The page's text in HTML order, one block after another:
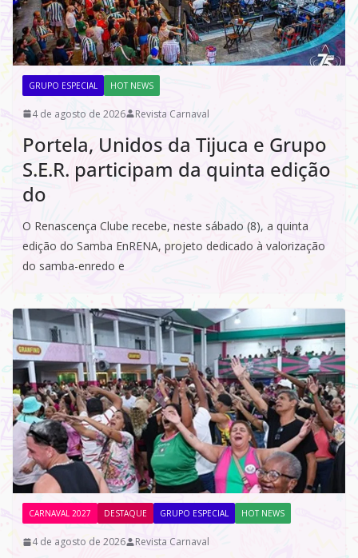
GRUPO ESPECIAL HOT NEWS
4 de agosto de 2026 Revista Carnaval
Portela, Unidos da Tijuca e Grupo
S.E.R. participam da quinta edição
do
O Renascença Clube recebe, neste sábado (8), a quinta
edição do Samba EnRENA, projeto dedicado à valorização
do samba-enredo e
CARNAVAL 2027 DESTAQUE GRUPO ESPECIAL HOT NEWS
4 de agosto de 2026 Revista Carnaval